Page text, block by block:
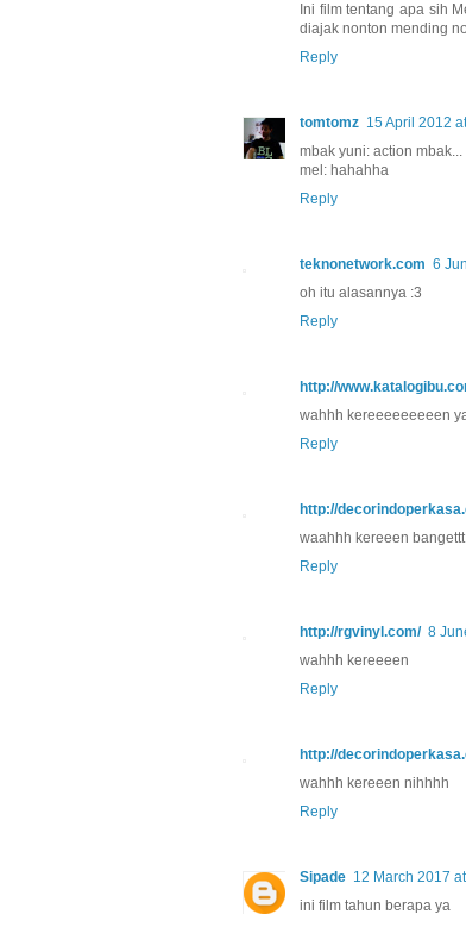
Ini film tentang apa sih
diajak nonton mending
Reply
tomtomz 15 April 2012
mbak yuni: action
mel: hahahha
Reply
teknonetwork.com 6
oh itu alasannya :3
Reply
http://
wahhh kereeeeeeeeen
Reply
http://
waahhh kereeen bangettt
Reply
http://rgvinyl.com/ 8
wahhh kereeeen
Reply
http://
wahhh kereeen nihhhh
Reply
Sipade 12 March 2017
ini film tahun berapa ya